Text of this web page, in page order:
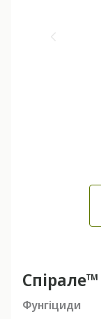
Спірале™
Фунгіциди